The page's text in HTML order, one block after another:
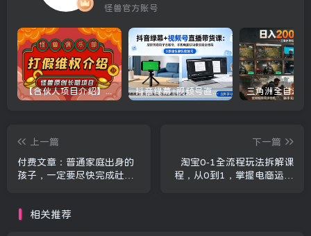
怪兽官方账号
【合伙人项目介绍】打假维权项目介绍 抖音绿幕+视频号直播带货课：居家照着稿子念起号，手机电脑双场景搭建全流程
上一篇
付费文章：普通家庭出身的
孩子，一定要尽快完成社会
下一篇
淘宝0-1全流程玩法拆解课
程，从0到1，掌握电商运营
相关推荐